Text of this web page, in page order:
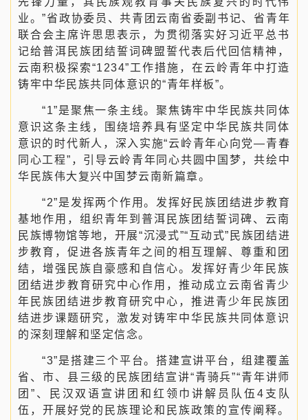
业。”省政协委员、共青团云南省委副书记、省青年
联合会主席许思思表示，为贯彻落实好习近平总书
记给普洱民族团结誓词碑盟誓代表后代回信精神，
云南积极探索“1234”工作措施，在云岭青年中打造
铸牢中华民族共同体意识的“青年样板”。
“1”是聚焦一条主线。聚焦铸牢中华民族共同体
意识这条主线，围绕培养具有坚定中华民族共同体
意识的时代新人，深入实施“云岭青年心向党—青春
同心工程”，引导云岭青年同心共圆中国梦，共绘中
华民族伟大复兴中国梦云南新篇章。
“2”是发挥两个作用。发挥好民族团结进步教育
基地作用，组织青年到普洱民族团结誓词碑、云南
民族博物馆等地，开展“沉浸式”“互动式”民族团结进
步教育，促进各族青年之间的相互理解、尊重和团
结，增强民族自豪感和自信心。发挥好青少年民族
团结进步教育研究中心作用，推动成立云南省青少
年民族团结进步教育研究中心，推进青少年民族团
结进步课题研究，激发对铸牢中华民族共同体意识
的深刻理解和坚定信念。
“3”是搭建三个平台。搭建宣讲平台，组建覆盖
省、市、县三级的民族团结宣讲“青骑兵”“青年讲师
团”、民汉双语宣讲团和红领巾讲解员队伍4支队
伍，开展好党的民族理论和民族政策的宣传阐释。